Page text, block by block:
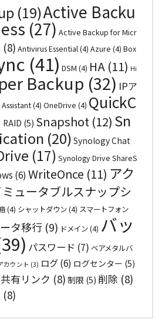
(19)Active Backu
(27) Active Backup for Micr
(8) Antivirus Essential(4) Azure (4) Box
(41) DSM (4) HA (11) Hi
Backup (32) IPア
(4) OneDrive (4) QuickC
RAID (5) Snapshot (12) Sn
(20) Synology Chat
(17) Synology Drive ShareS
(6) WriteOnce (11) アク
ミュータブルスナップシ
(4) シャットダウン(4) スマートフォン
タ移行 (9) ドメイン(4) バッ
パスワード (7) ベアメタルバ
カウント (3) ログ(6) ログセンター (5)
共有リンク (8) 制限 (5) 削除 (8)
(8)